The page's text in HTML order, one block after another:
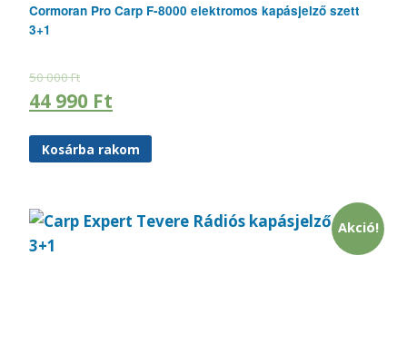
Cormoran Pro Carp F-8000 elektromos kapásjelző szett
3+1
50 000Ft
44 990 Ft
Kosárba rakom
Akció!